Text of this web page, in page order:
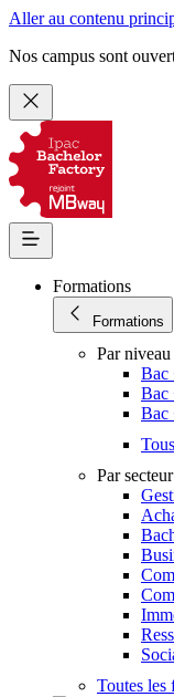
Aller au contenu
Nos campus sont
Formations
Formations
Par niveau
Bac
Bac
Bac
Par secteur
Toutes les